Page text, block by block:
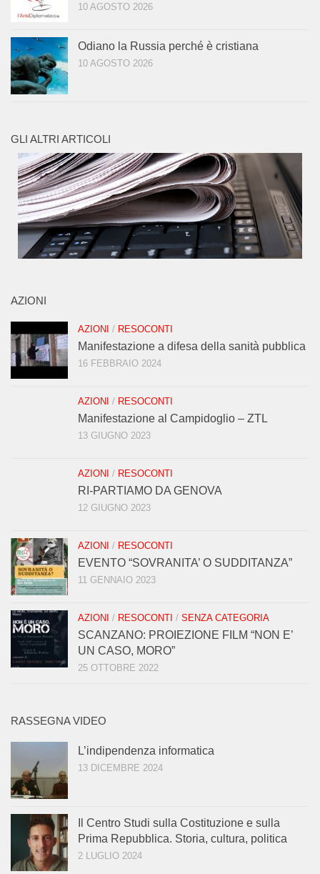
10 AGOSTO 2026
Odiano la Russia perché è cristiana
10 AGOSTO 2026
GLI ALTRI ARTICOLI
AZIONI
AZIONI / RESOCONTI
Manifestazione a difesa della sanità pubblica
16 FEBBRAIO 2024
AZIONI / RESOCONTI
Manifestazione al Campidoglio – ZTL
13 GIUGNO 2023
AZIONI / RESOCONTI
RI-PARTIAMO DA GENOVA
12 GIUGNO 2023
AZIONI / RESOCONTI
EVENTO “SOVRANITA’ O SUDDITANZA”
11 GENNAIO 2023
AZIONI / RESOCONTI / SENZA CATEGORIA
SCANZANO: PROIEZIONE FILM “NON E’
UN CASO, MORO”
25 OTTOBRE 2022
RASSEGNA VIDEO
L’indipendenza informatica
13 DICEMBRE 2024
Il Centro Studi sulla Costituzione e sulla
Prima Repubblica. Storia, cultura, politica
2 LUGLIO 2024